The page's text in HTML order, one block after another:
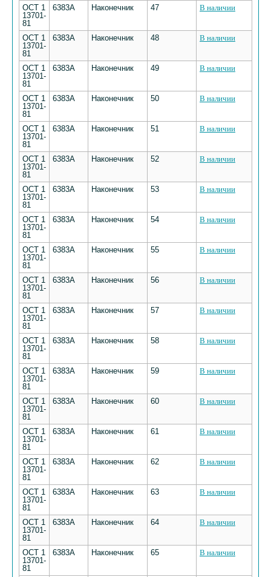
ОСТ 1
13701-
81
6383А Наконечник 47 В наличии
ОСТ 1
13701-
81
6383А Наконечник 48 В наличии
ОСТ 1
13701-
81
6383А Наконечник 49 В наличии
ОСТ 1
13701-
81
6383А Наконечник 50 В наличии
ОСТ 1
13701-
81
6383А Наконечник 51 В наличии
ОСТ 1
13701-
81
6383А Наконечник 52 В наличии
ОСТ 1
13701-
81
6383А Наконечник 53 В наличии
ОСТ 1
13701-
81
6383А Наконечник 54 В наличии
ОСТ 1
13701-
81
6383А Наконечник 55 В наличии
ОСТ 1
13701-
81
6383А Наконечник 56 В наличии
ОСТ 1
13701-
81
6383А Наконечник 57 В наличии
ОСТ 1
13701-
81
6383А Наконечник 58 В наличии
ОСТ 1
13701-
81
6383А Наконечник 59 В наличии
ОСТ 1
13701-
81
6383А Наконечник 60 В наличии
ОСТ 1
13701-
81
6383А Наконечник 61 В наличии
ОСТ 1
13701-
81
6383А Наконечник 62 В наличии
ОСТ 1
13701-
81
6383А Наконечник 63 В наличии
ОСТ 1
13701-
81
6383А Наконечник 64 В наличии
ОСТ 1
13701-
81
6383А Наконечник 65 В наличии